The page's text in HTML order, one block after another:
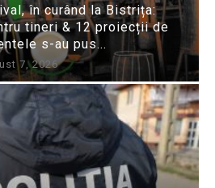
în curând la Bistrița:
tineri & 12 proiecții de
s-au pus...
7, 2026